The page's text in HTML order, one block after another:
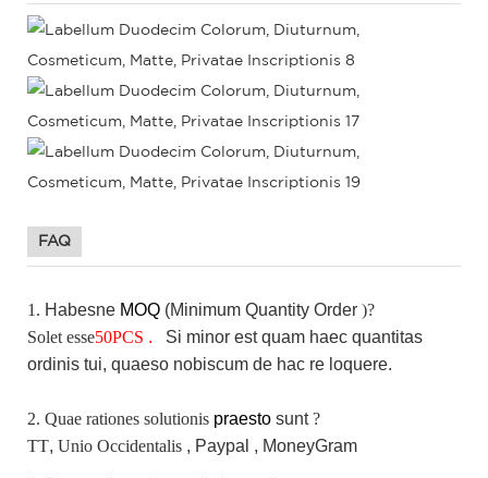
FAQ
1. Habesne MOQ (Minimum Quantity Order )?
Solet esse50PCS . Si minor est quam haec quantitas
ordinis tui, quaeso nobiscum de hac re loquere.
2. Quae rationes solutionis praesto sunt ?
TT, Unio Occidentalis , Paypal , MoneyGram